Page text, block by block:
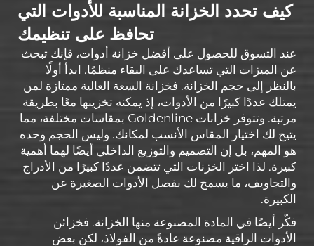
كيف تحدد الخزانة المناسبة للأدوات التي
تحافظ على تنظيمك
عند التسوق للحصول على أفضل خزانة أدوات، فإنك تبحث
عن الميزات التي تساعدك على البقاء منظمًا. ابدأ أولًا
بالنظر إلى حجم الخزانة. فخزانة السعة العالية ممتازة لمن
يمتلك عددًا كبيرًا من الأدوات، إذ يمكنه تخزينها معًا بطريقة
مرتبة. وتتوفر خزانات Goldenline بمقاسات مختلفة، مما
يتيح لك اختيار المقاس الأنسب لمكانك. وليس الحجم وحده
هو المهم، بل إن التصميم والتوزيع الداخلي أيضًا لهما أهمية
كبيرة. لذا اختر الخزنات التي تتضمن عددًا كبيرًا من الأدراج
والتجاويف، ما يسمح لك بفصل الأدوات الصغيرة عن
الكبيرة.
فكّر أيضًا في المادة المصنوعة منها الخزانة. فخزائن
الأدوات الراقية مصنوعة عادةً من الفولاذ، لكن بعض